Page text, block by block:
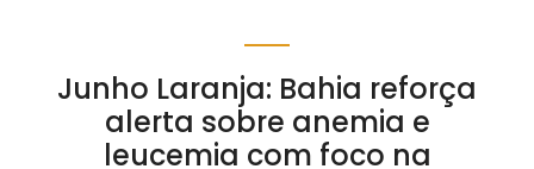
Junho Laranja: Bahia reforça
alerta sobre anemia e
leucemia com foco na